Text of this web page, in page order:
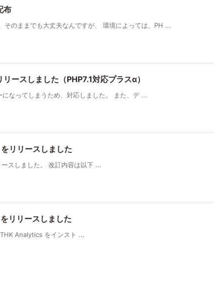
布
そのままでも大丈夫なんですが、 環境によっては、PH ...
ースしました（PHP7.1対応プラスα）
になってしまうため、対応しました。 また、デ ...
リリースしました
スしました。 改訂内容は以下 ...
リリースしました
Analytics をインスト ...